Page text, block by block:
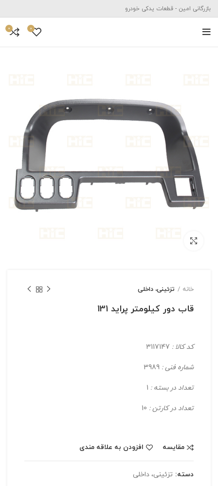
بازرگانی امین - قطعات یدکی خودرو
0
0
خانه تزئینی، داخلی
قاب دور كیلومتر پراید 131
کد کالا :
شماره فنی :
تعداد در بسته :
تعداد در کارتن :
مقایسه افزودن به علاقه مندی
دسته: تزئینی، داخلی